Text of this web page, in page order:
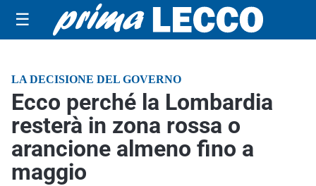
☰
LA DECISIONE DEL GOVERNO
Ecco perché la Lombardia
resterà in zona rossa o
arancione almeno fino a
maggio